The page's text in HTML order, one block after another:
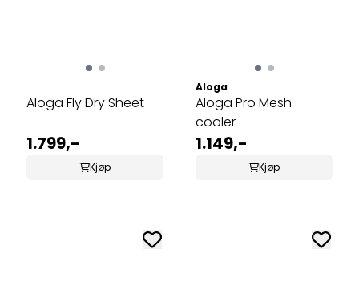
Aloga Fly Dry Sheet
1.799,-
Kjøp
Aloga
Aloga Pro Mesh
cooler
1.149,-
Kjøp